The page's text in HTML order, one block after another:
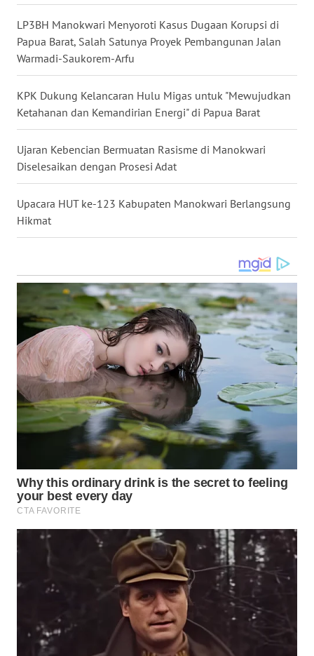
LP3BH Manokwari Menyoroti Kasus Dugaan Korupsi di
Papua Barat, Salah Satunya Proyek Pembangunan Jalan
Warmadi-Saukorem-Arfu
KPK Dukung Kelancaran Hulu Migas untuk "Mewujudkan
Ketahanan dan Kemandirian Energi" di Papua Barat
Ujaran Kebencian Bermuatan Rasisme di Manokwari
Diselesaikan dengan Prosesi Adat
Upacara HUT ke-123 Kabupaten Manokwari Berlangsung
Hikmat
WN
NUSANTARA
JOGJA
WN
JATIM
WN
BALI
WN
WN
KALTENG
WN
KALTARA
WN
KALSEL
WN
SULSEL
WN
GORONTALO
WN